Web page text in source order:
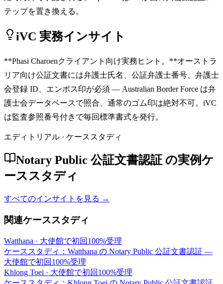
テップを置き換える。
iVC 実務インサイト
**Phasi Charoenクライアント向け実務ヒント。**オーストラ
リア向け公証文書には弁護士氏名、公証弁護士番号、弁護士
会登録 ID、エンボス印が必須 — Australian Border Force は弁
護士会データベースで照合、通常のゴム印は絶対不可。iVC
は監査参照番号付きで毎回標準書式を発行。
エディトリアル · ケーススタディ
Notary Public 公証文書認証 の実例ケ
ーススタディ
すべてのインサイトを見る →
関連ケーススタディ
Watthana · 大使館で初回100%受理
ケーススタディ：Watthana の Notary Public 公証文書認証 —
大使館で初回100%受理
Khlong Toei · 大使館で初回100%受理